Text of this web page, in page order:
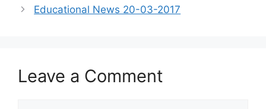
Educational News 20-03-2017
Leave a Comment